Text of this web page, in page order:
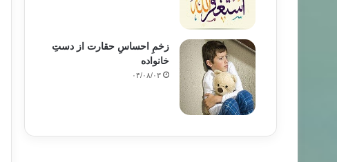
زخمِ احساسِ حقارت از دستِ
خانواده
۰۴/۰۸/۰۳